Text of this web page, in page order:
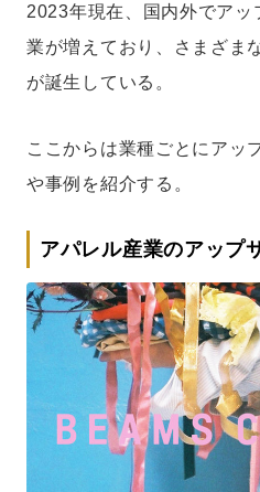
2023年現在、国内外でアッ
業が増えており、さまざま
が誕生している。
ここからは業種ごとにアッ
や事例を紹介する。
アパレル産業のアップ